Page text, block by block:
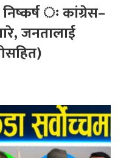
निष्कर्ष ः कांग्रेस–
जनतालाई